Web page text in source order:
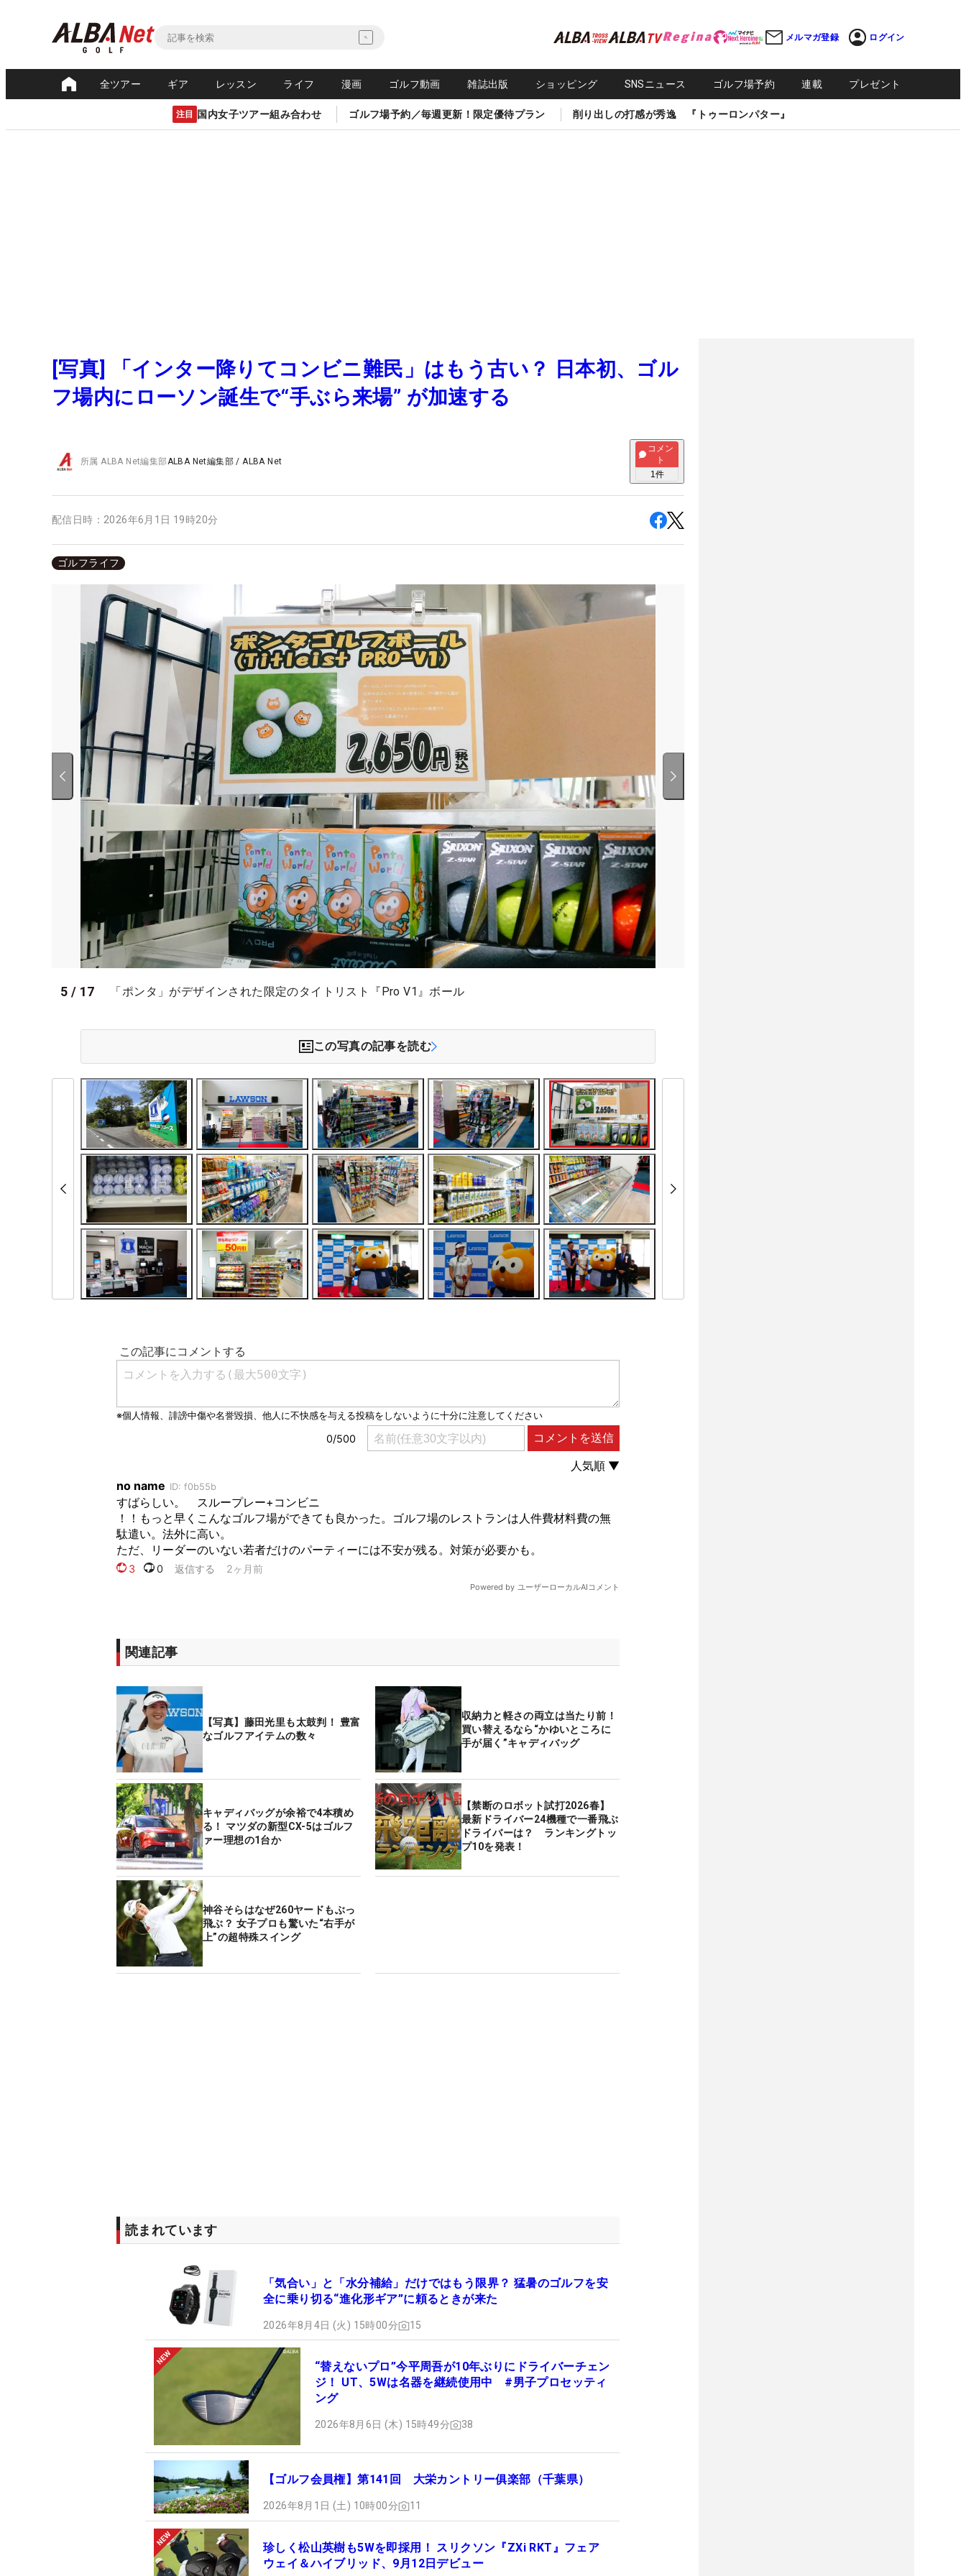
メルマガ登録 ログイン
全ツアー ギア レッスン ライフ 漫画 ゴルフ動画 雑誌出版 ショッピング SNSニュース ゴルフ場予約 連載 プレゼント
注目 国内女子ツアー組み合わせ ゴルフ場予約／毎週更新！限定優待プラン 削り出しの打感が秀逸 『トゥーロンパター』
[写真] 「インター降りてコンビニ難民」はもう古い？ 日本初、ゴル
フ場内にローソン誕生で“手ぶら来場” が加速する
所属ALBA Net編集部ALBA Net編集部 /ALBA Net
コメン
ト
1件
配信日時： 2026年6月1日 19時20分
ゴルフライフ
5 / 17 「ポンタ」がデザインされた限定のタイトリスト『Pro V1』ボール
この写真の記事を読む
関連記事
【写真】藤田光里も太鼓判！ 豊富
なゴルフアイテムの数々
収納力と軽さの両立は当たり前！
買い替えるなら“かゆいところに
手が届く”キャディバッグ
キャディバッグが余裕で4本積め
る！ マツダの新型CX-5はゴルフ
ァー理想の1台か
【禁断のロボット試打2026春】
最新ドライバー24機種で一番飛ぶ
ドライバーは？ ランキングトッ
プ10を発表！
神谷そらはなぜ260ヤードもぶっ
飛ぶ？ 女子プロも驚いた“右手が
上”の超特殊スイング
読まれています
「気合い」と「水分補給」だけではもう限界？ 猛暑のゴルフを安
全に乗り切る“進化形ギア”に頼るときが来た
2026年8月4日 (火) 15時00分 15
“替えないプロ”今平周吾が10年ぶりにドライバーチェン
ジ！ UT、5Wは名器を継続使用中 #男子プロセッティ
ング
2026年8月6日 (木) 15時49分 38
【ゴルフ会員権】第141回 大栄カントリー俱楽部（千葉県）
2026年8月1日 (土) 10時00分 11
珍しく松山英樹も5Wを即採用！ スリクソン『ZXi RKT』フェア
ウェイ＆ハイブリッド、9月12日デビュー